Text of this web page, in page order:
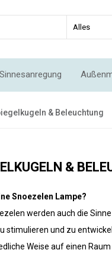
& Bewegung
& Beleuchtung
&
Snoezelen Lampe?
werden auch die
stimulieren und zu
Weise auf einen